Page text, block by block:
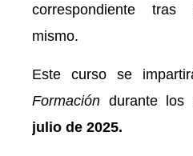
correspondiente
mismo.
Este curso se
Formación durante los
julio de 2025.